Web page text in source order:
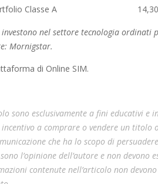
Classe A
nel settore tecnologia ordinati
Mornigstar.
di Online SIM.
sono esclusivamente a fini educativi e
a comprare o vendere un
che ha lo scopo di
l’opinione dell’autore e non devono
contenute nell’articolo non